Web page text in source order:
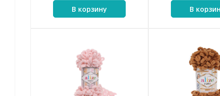
В корзину В